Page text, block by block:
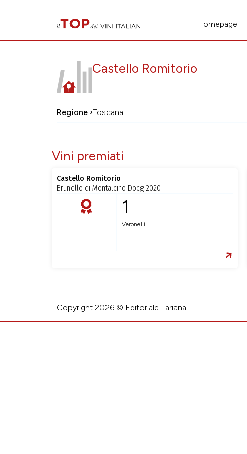
Homepage
Castello Romitorio
Regione ›Toscana
Vini premiati
Castello Romitorio
Brunello di Montalcino Docg 2020
1
Veronelli
Copyright 2026 © Editoriale Lariana